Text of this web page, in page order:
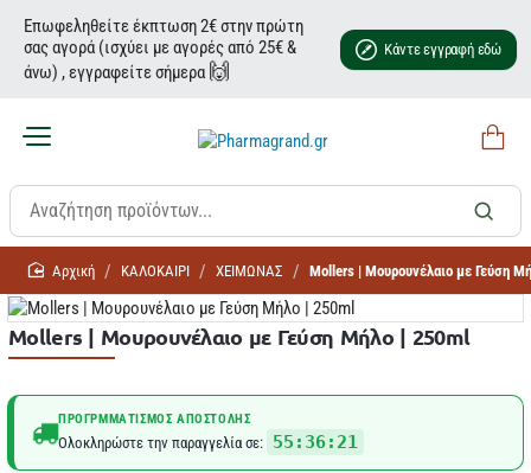
Επωφεληθείτε έκπτωση 2€ στην πρώτη
σας αγορά (ισχύει με αγορές από 25€ &
άνω) , εγγραφείτε σήμερα 🙌
Κάντε εγγραφή εδώ
homeΚΑΛΟΚΑΙΡΙ ΧΕΙΜΩΝΑΣ Mollers | Μουρουνέλαιο με Γεύση
Mollers | Μουρουνέλαιο με Γεύση Μήλο | 250ml
ΠΡΟΓΡΜΜΑΤΙΣΜΌΣ ΑΠΟΣΤΟΛΉΣ
Ολοκληρώστε την παραγγελία σε: 55:36:21